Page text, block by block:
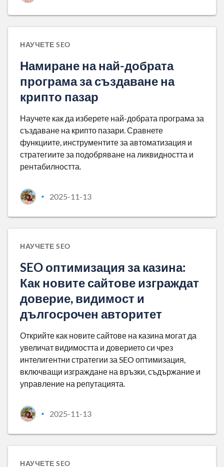
НАУЧЕТЕ SEO
Намиране на най-добрата
програма за създаване на
крипто пазар
Научете как да изберете най-добрата програма за
създаване на крипто пазари. Сравнете
функциите, инструментите за автоматизация и
стратегиите за подобряване на ликвидността и
рентабилността.
• 2025-11-13
НАУЧЕТЕ SEO
SEO оптимизация за казина:
Как новите сайтове изграждат
доверие, видимост и
дългосрочен авторитет
Открийте как новите сайтове на казина могат да
увеличат видимостта и доверието си чрез
интелигентни стратегии за SEO оптимизация,
включващи изграждане на връзки, съдържание и
управление на репутацията.
• 2025-11-13
НАУЧЕТЕ SEO